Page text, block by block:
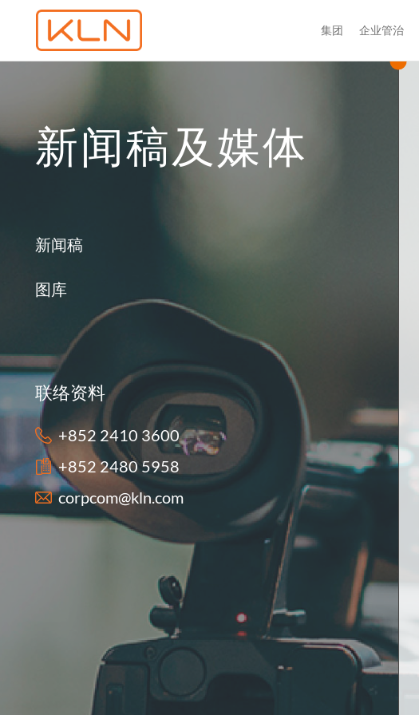
集团 企业管治
新闻稿及媒体
新闻稿
图库
联络资料
+852 2410 3600
+852 2480 5958
corpcom@kln.com